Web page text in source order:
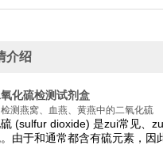
介绍
化硫检测试剂盒
检测燕窝、血燕、黄燕中的二氧化硫
(sulfur dioxide) 是zui常见、
由于和通常都含有硫元素，因